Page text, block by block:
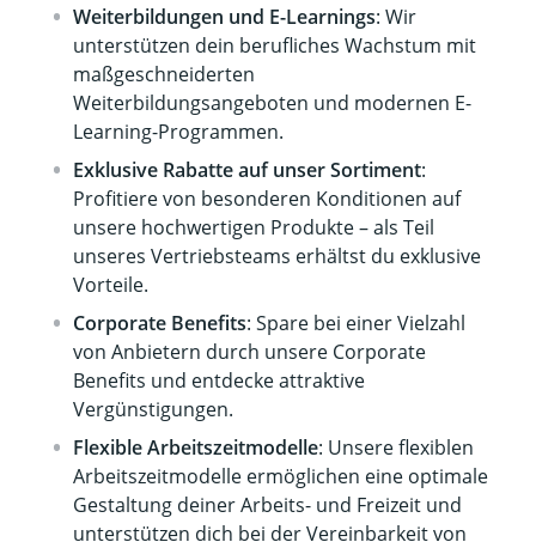
Weiterbildungen und E-Learnings: Wir
unterstützen dein berufliches Wachstum mit
maßgeschneiderten
Weiterbildungsangeboten und modernen E-
Learning-Programmen.
Exklusive Rabatte auf unser Sortiment:
Profitiere von besonderen Konditionen auf
unsere hochwertigen Produkte – als Teil
unseres Vertriebsteams erhältst du exklusive
Vorteile.
Corporate Benefits: Spare bei einer Vielzahl
von Anbietern durch unsere Corporate
Benefits und entdecke attraktive
Vergünstigungen.
Flexible Arbeitszeitmodelle: Unsere flexiblen
Arbeitszeitmodelle ermöglichen eine optimale
Gestaltung deiner Arbeits- und Freizeit und
unterstützen dich bei der Vereinbarkeit von